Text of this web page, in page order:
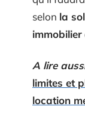
selon la
immobilier
A lire
limites et
location